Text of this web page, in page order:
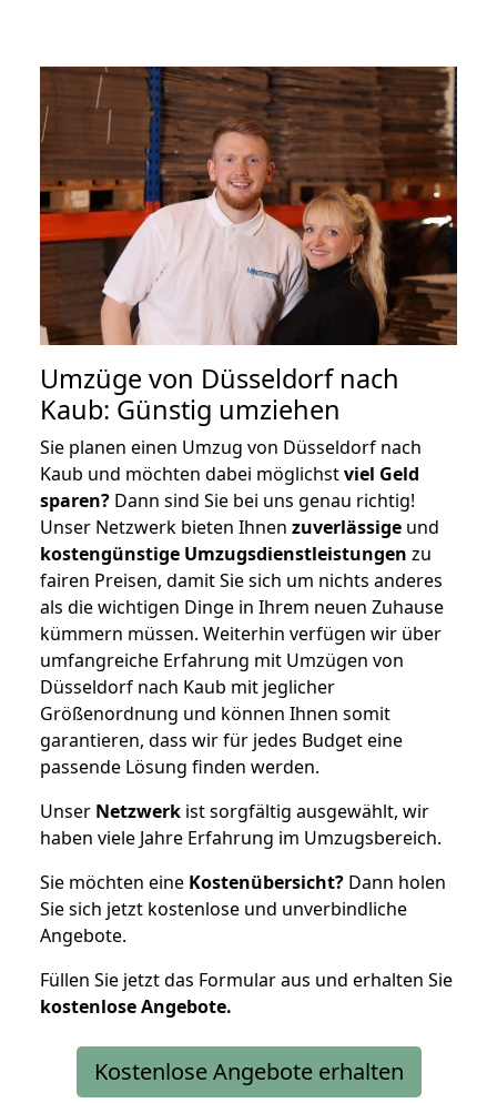
Umzüge von Düsseldorf nach
Kaub: Günstig umziehen
Sie planen einen Umzug von Düsseldorf nach
Kaub und möchten dabei möglichstviel Geld
sparen? Dann sind Sie bei uns genau richtig!
Unser Netzwerk bieten Ihnen zuverlässige und
kostengünstige Umzugsdienstleistungen zu
fairen Preisen, damit Sie sich um nichts anderes
als die wichtigen Dinge in Ihrem neuen Zuhause
kümmern müssen. Weiterhin verfügen wir über
umfangreiche Erfahrung mit Umzügen von
Düsseldorf nach Kaub mit jeglicher
Größenordnung und können Ihnen somit
garantieren, dass wir für jedes Budget eine
passende Lösung finden werden.
Unser Netzwerk ist sorgfältig ausgewählt, wir
haben viele Jahre Erfahrung im Umzugsbereich.
Sie möchten eine Kostenübersicht? Dann holen
Sie sich jetzt kostenlose und unverbindliche
Angebote.
Füllen Sie jetzt das Formular aus und erhalten Sie
kostenloseAngebote.
Kostenlose Angebote erhalten